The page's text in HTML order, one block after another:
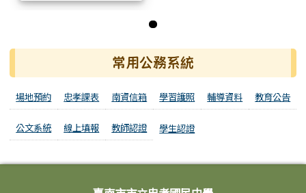
常用公務系統
場地預約 忠孝課表 南資信箱 學習護照 輔導資料 教育公告
公文系統 線上填報 教師認證 學生認證